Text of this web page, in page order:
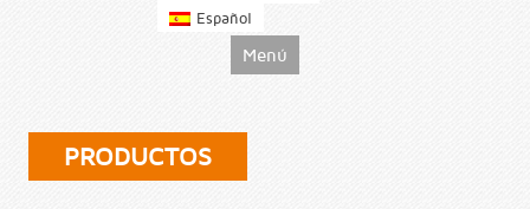
Español
Menú
PRODUCTOS